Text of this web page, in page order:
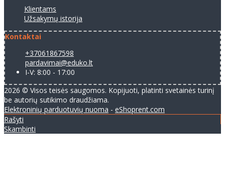
Klientams
Užsakymų istorija
Kontaktai
+37061867598
pardavimai@eduko.lt
I-V: 8:00 - 17:00
2026 © Visos teisės saugomos. Kopijuoti, platinti svetainės turinį
be autorių sutikimo draudžiama.
Elektroninių parduotuvių nuoma - eShoprent.com
Rašyti
Skambinti